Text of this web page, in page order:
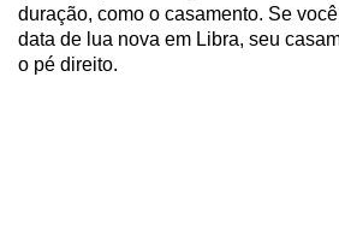
duração, como o casamento. Se
data de lua nova em Libra, seu
o pé direito.